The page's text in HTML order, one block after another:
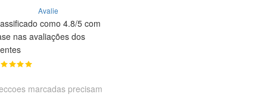
Avalie
como 4.8/5 com
nas avaliações dos
marcadas precisam